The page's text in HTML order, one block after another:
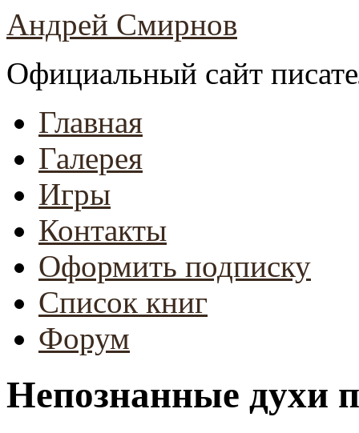
Андрей Смирнов
Официальный сайт
Главная
Галерея
Игры
Контакты
Оформить подписку
Список книг
Форум
Непознанные духи